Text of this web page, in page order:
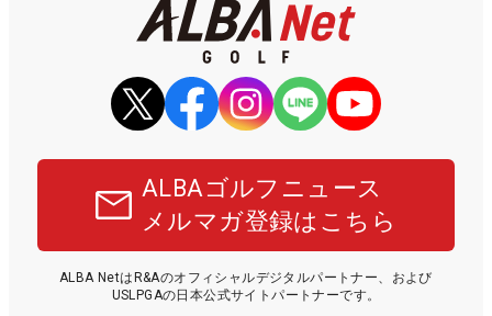
ALBAゴルフニュース
メルマガ登録はこちら
ALBA NetはR&Aのオフィシャルデジタルパートナー、および
USLPGAの日本公式サイトパートナーです。